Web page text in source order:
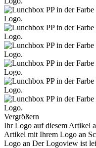
Vergrößern
Ihr Logo auf diesem Artikel
Artikel mit Ihrem Logo an
Logo an Der Logoview ist